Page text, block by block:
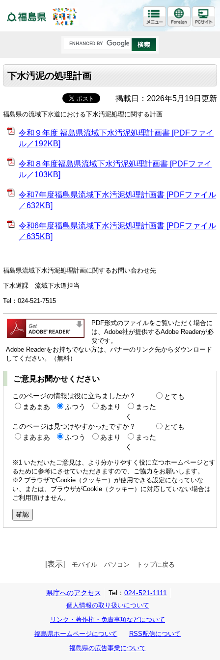
下水汚泥の処理計画
掲載日：2026年5月19日更新
福島県の流域下水道における下水汚泥処理に関する計画
令和９年度 福島県流域下水汚泥処理計画書 [PDFファイ
ル／192KB]
令和８年度福島県流域下水汚泥処理計画書 [PDFファイ
ル／103KB]
令和7年度福島県流域下水汚泥処理計画書 [PDFファイル
／632KB]
令和6年度福島県流域下水汚泥処理計画書 [PDFファイル
／635KB]
福島県流域下水汚泥処理計画に関するお問い合わせ先
下水道課 流域下水道担当
Tel：024-521-7515
PDF形式のファイルをご覧いただく場合に
は、Adobe社が提供するAdobe Readerが必
要です。
Adobe Readerをお持ちでない方は、バナーのリンク先からダウンロード
してください。（無料）
ご意見お聞かせください
このページの情報は役に立ちましたか？
とても
まあまあ
ふつう あまり
まった
く
このページは見つけやすかったですか？
とても
まあまあ
ふつう あまり
まった
く
※1 いただいたご意見は、より分かりやすく役に立つホームページとす
るために参考にさせていただきますので、ご協力をお願いします。
※2 ブラウザでCookie（クッキー）が使用できる設定になっていな
い、または、ブラウザがCookie（クッキー）に対応していない場合は
ご利用頂けません。
[表示] モバイル パソコン トップに戻る
県庁へのアクセス Tel： 024-521-1111
個人情報の取り扱いについて
リンク・著作権・免責事項などについて
福島県ホームページについて
RSS配信について
福島県の広告事業について